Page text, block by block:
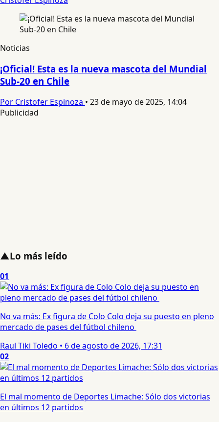
Noticias
¡Oficial! Esta es la nueva mascota del Mundial
Sub-20 en Chile
Por Cristofer Espinoza • 23 de mayo de 2025, 14:04
Publicidad
▲Lo más leído
01
No va más: Ex figura de Colo Colo deja su puesto en pleno
mercado de pases del fútbol chileno
Raul Tiki Toledo • 6 de agosto de 2026, 17:31
02
El mal momento de Deportes Limache: Sólo dos victorias
en últimos 12 partidos